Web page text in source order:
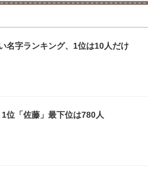
名字ランキング、1位は10人だけ
位「佐藤」最下位は780人